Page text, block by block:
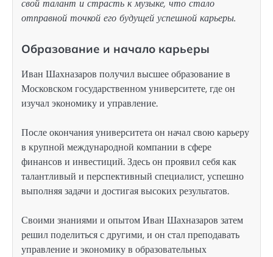
свой талант и страсть к музыке, что стало
отправной точкой его будущей успешной карьеры.
Образование и начало карьеры
Иван Шахназаров получил высшее образование в
Московском государственном университете, где он
изучал экономику и управление.
После окончания университета он начал свою карьеру
в крупной международной компании в сфере
финансов и инвестиций. Здесь он проявил себя как
талантливый и перспективный специалист, успешно
выполняя задачи и достигая высоких результатов.
Своими знаниями и опытом Иван Шахназаров затем
решил поделиться с другими, и он стал преподавать
управление и экономику в образовательных